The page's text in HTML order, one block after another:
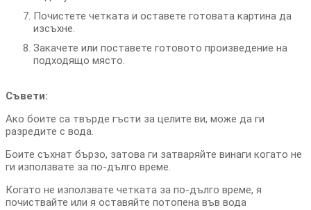
Почистете четката и оставете готовата картина да
изсъхне.
Закачете или поставете готовото произведение на
подходящо място.
Съвети:
Ако боите са твърде гъсти за целите ви, може да ги
разредите с вода.
Боите съхнат бързо, затова ги затваряйте винаги когато не
ги използвате за по-дълго време.
Когато не използвате четката за по-дълго време, я
почиствайте или я оставяйте потопена във вода